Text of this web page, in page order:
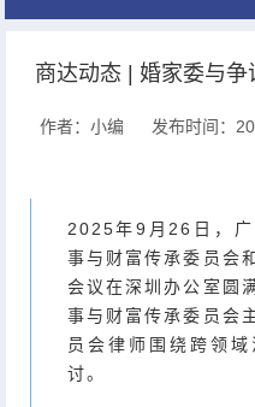
商达动态 | 婚家委与
作者：小编 发布时间：
2025年9月26日，
事与财富传承委员会
会议在深圳办公室圆
事与财富传承委员会
员会律师围绕跨领
讨。